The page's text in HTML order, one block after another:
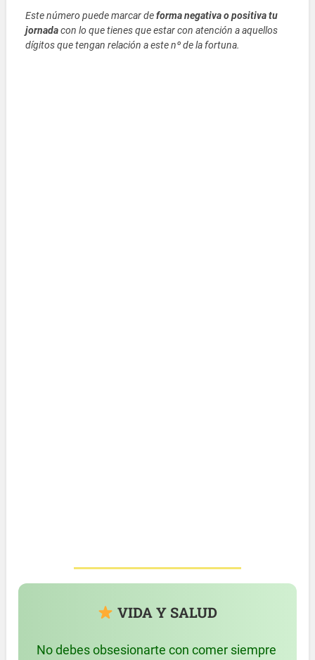
Este número puede marcar deforma negativa o positiva tu
jornadacon lo que tienes que estar con atención a aquellos
dígitos que tengan relación a este nº de la fortuna.
VIDA Y SALUD
No debes obsesionarte con comer siempre